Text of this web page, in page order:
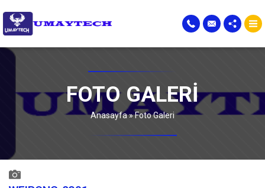
FOTO GALERI
Anasayfa»Foto Galeri